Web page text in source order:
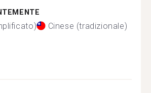
Cinese (tradizionale)